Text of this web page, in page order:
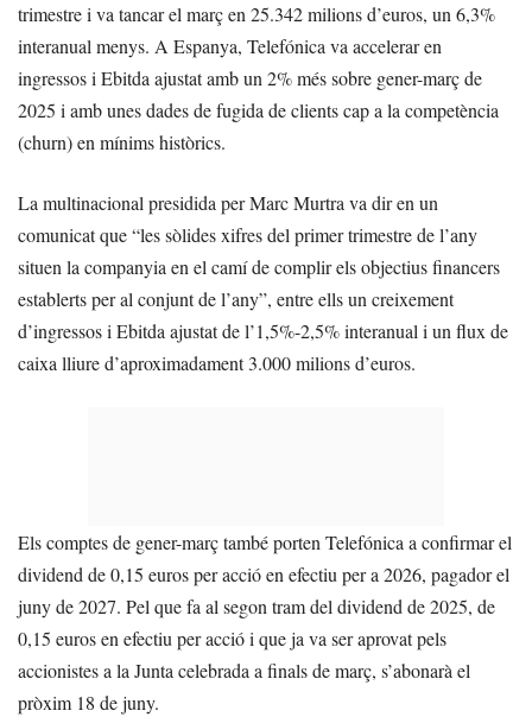
trimestre i va tancar el març en 25.342 milions d’euros, un 6,3%
interanual menys. A Espanya, Telefónica va accelerar en
ingressos i Ebitda ajustat amb un 2% més sobre gener-març de
2025 i amb unes dades de fugida de clients cap a la competència
(churn) en mínims històrics.
La multinacional presidida per Marc Murtra va dir en un
comunicat que “les sòlides xifres del primer trimestre de l’any
situen la companyia en el camí de complir els objectius financers
establerts per al conjunt de l’any”, entre ells un creixement
d’ingressos i Ebitda ajustat de l’1,5%-2,5% interanual i un flux de
caixa lliure d’aproximadament 3.000 milions d’euros.
Els comptes de gener-març també porten Telefónica a confirmar el
dividend de 0,15 euros per acció en efectiu per a 2026, pagador el
juny de 2027. Pel que fa al segon tram del dividend de 2025, de
0,15 euros en efectiu per acció i que ja va ser aprovat pels
accionistes a la Junta celebrada a finals de març, s’abonarà el
pròxim 18 de juny.